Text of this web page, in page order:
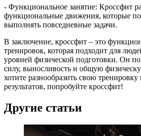
- Функциональное занятие: Кроссфит
функциональные движения, которые
выполнять повседневные задачи.
В заключение, кроссфит – это
тренировок, которая подходит для
уровней физической подготовки. Он
силу, выносливость и общую
хотите разнообразить свою
результатов, попробуйте кроссфит!
Другие статьи